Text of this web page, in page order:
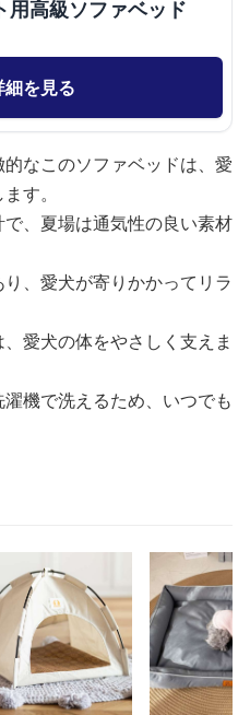
用高級ソファベッド
を見る
なこのソファベッドは、愛
す。
、夏場は通気性の良い素材
、愛犬が寄りかかってリラ
愛犬の体をやさしく支えま
機で洗えるため、いつでも